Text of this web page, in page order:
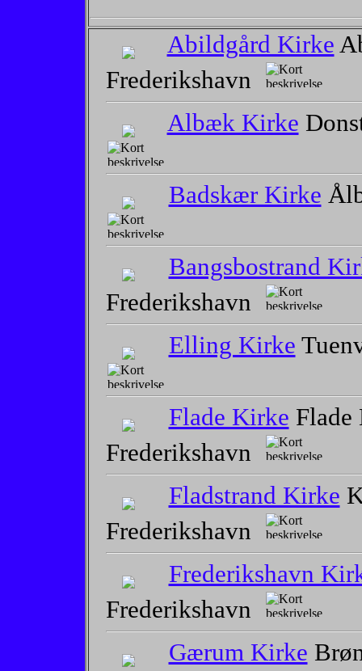
Abildgård Kirke
Frederikshavn
Albæk Kirke
Badskær Kirke
Bangsbostrand
Frederikshavn
Elling Kirke
Flade Kirke Flade
Frederikshavn
Fladstrand Kirke
Frederikshavn
Frederikshavn
Frederikshavn
Gærum Kirke